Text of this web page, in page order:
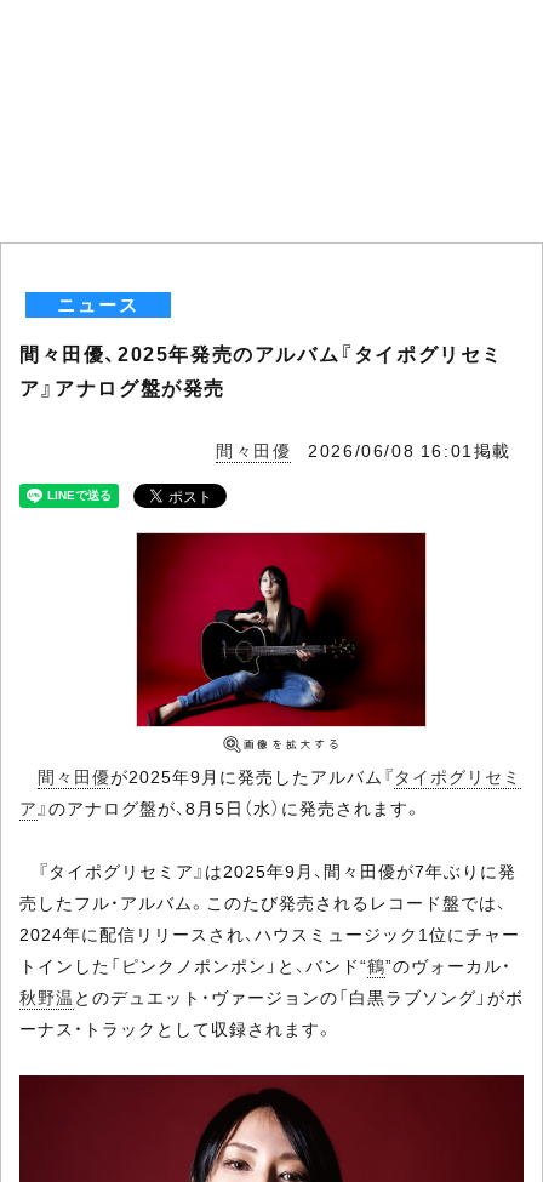
ニュース
間々田優、2025年発売のアルバム『タイポグリセミ
ア』アナログ盤が発売
間々田優 2026/06/08 16:01掲載
間々田優が2025年9月に発売したアルバム『タイポグリセミ
ア 』のアナログ盤が、8月5日（水）に発売されます。
『タイポグリセミア』は2025年9月、間々田優が7年ぶりに発
売したフル・アルバム。このたび発売されるレコード盤では、
2024年に配信リリースされ、ハウスミュージック1位にチャー
トインした「ピンクノポンポン」と、バンド“鶴”のヴォーカル・
秋野温 とのデュエット・ヴァージョンの「白黒ラブソング」がボ
ーナス・トラックとして収録されます。